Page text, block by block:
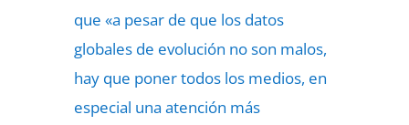
que «a pesar de que los datos
globales de evolución no son malos,
hay que poner todos los medios, en
especial una atención más